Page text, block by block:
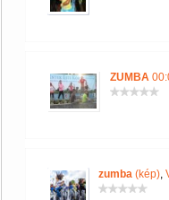
ZUMBA
zumba (kép),